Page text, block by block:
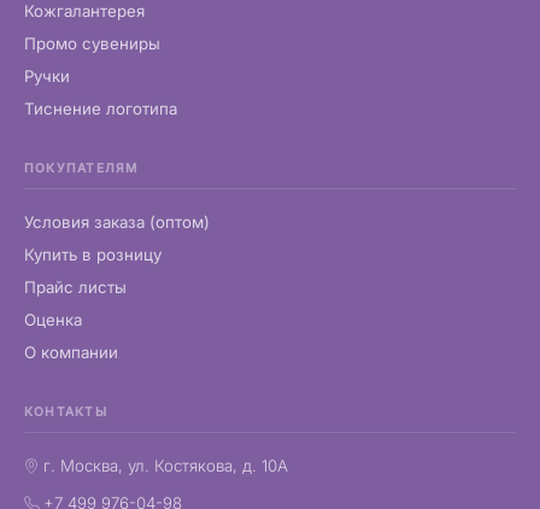
Кожгалантерея
Промо сувениры
Ручки
Тиснение логотипа
ПОКУПАТЕЛЯМ
Условия заказа (оптом)
Купить в розницу
Прайс листы
Оценка
О компании
КОНТАКТЫ
г. Москва, ул. Костякова, д. 10А
+7 499 976-04-98